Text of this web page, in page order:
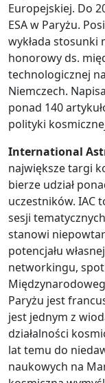
Europejskiej. Do
ESA w Paryżu.
wykłada
honorowy ds.
technologicznej
Niemczech.
ponad 140
polityki
International
największe targi
bierze udział
uczestników. IAC
sesji
stanowi
potencjału
networkingu,
Paryżu jest
jest jednym z
działalności
lat temu do
naukowych na